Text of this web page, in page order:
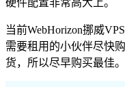
当前WebHorizon挪威
需要租用的小伙伴尽快
货，所以尽早购买最佳。